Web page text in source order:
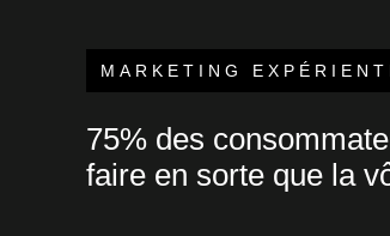
MARKETING
75% des
faire en sorte que la